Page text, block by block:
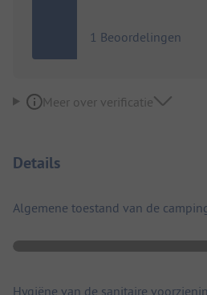
1 Beoordelingen
Meer over verificatie
Details
Algemene toestand van de
Hygiëne van de sanitaire